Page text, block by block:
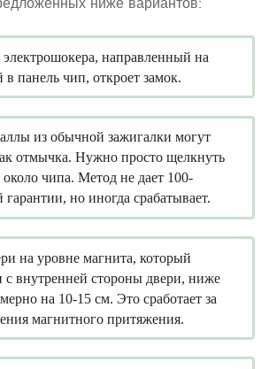
ниже вариантов:
электрошокера, направленный на
в панель чип, откроет замок.
из обычной зажигалки могут
отмычка. Нужно просто щелкнуть
около чипа. Метод не дает 100-
но иногда срабатывает.
на уровне магнита, который
с внутренней стороны двери, ниже
на 10-15 см. Это сработает за
магнитного притяжения.